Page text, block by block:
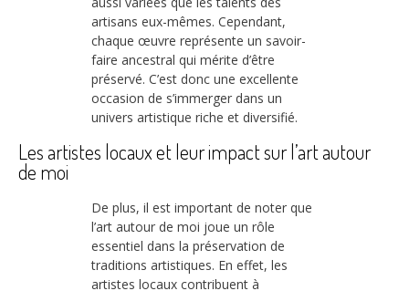
artisans eux-mêmes. Cependant,
chaque œuvre représente un savoir-
faire ancestral qui mérite d’être
préservé. C’est donc une excellente
occasion de s’immerger dans un
univers artistique riche et diversifié.
Les artistes locaux et leur impact sur l’art autour
de moi
De plus, il est important de noter que
l’art autour de moi joue un rôle
essentiel dans la préservation de
traditions artistiques. En effet, les
artistes locaux contribuent à